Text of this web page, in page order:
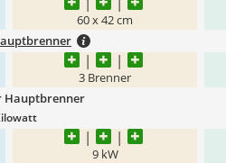
60 x 42 cm
3 Brenner
Hauptbrenner
9 kW